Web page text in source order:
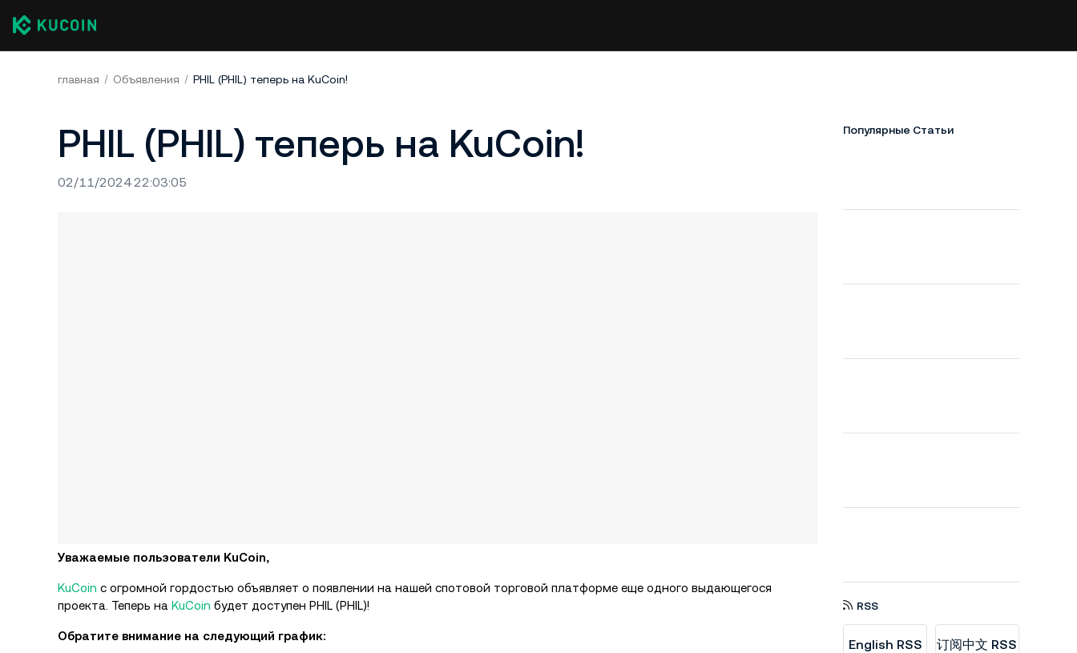
главная Объявления PHIL (PHIL) теперь на KuCoin!
PHIL (PHIL) теперь на KuCoin!
02/11/2024 22:03:05
Уважаемые пользователи KuCoin,
KuCoin с огромной гордостью объявляет о появлении на нашей спотовой торговой платформе еще одного выдающегося
проекта. Теперь на KuCoin будет доступен PHIL (PHIL)!
Обратите внимание на следующий график:
Популярные Статьи
RSS
English RSS 订阅中文 RSS